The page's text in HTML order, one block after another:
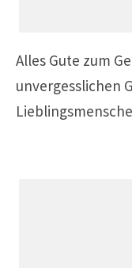
Alles Gute zum
unvergesslichen